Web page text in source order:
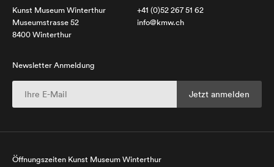
Kunst Museum Winterthur
Museumstrasse 52
8400 Winterthur
+41 (0)52 267 51 62
info@kmw.ch
Newsletter Anmeldung
Öffnungszeiten Kunst Museum Winterthur